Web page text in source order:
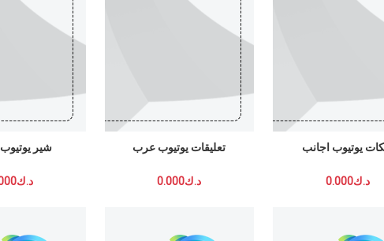
اجانب تعليقات يوتيوب عرب شير يوتيوب اجانب